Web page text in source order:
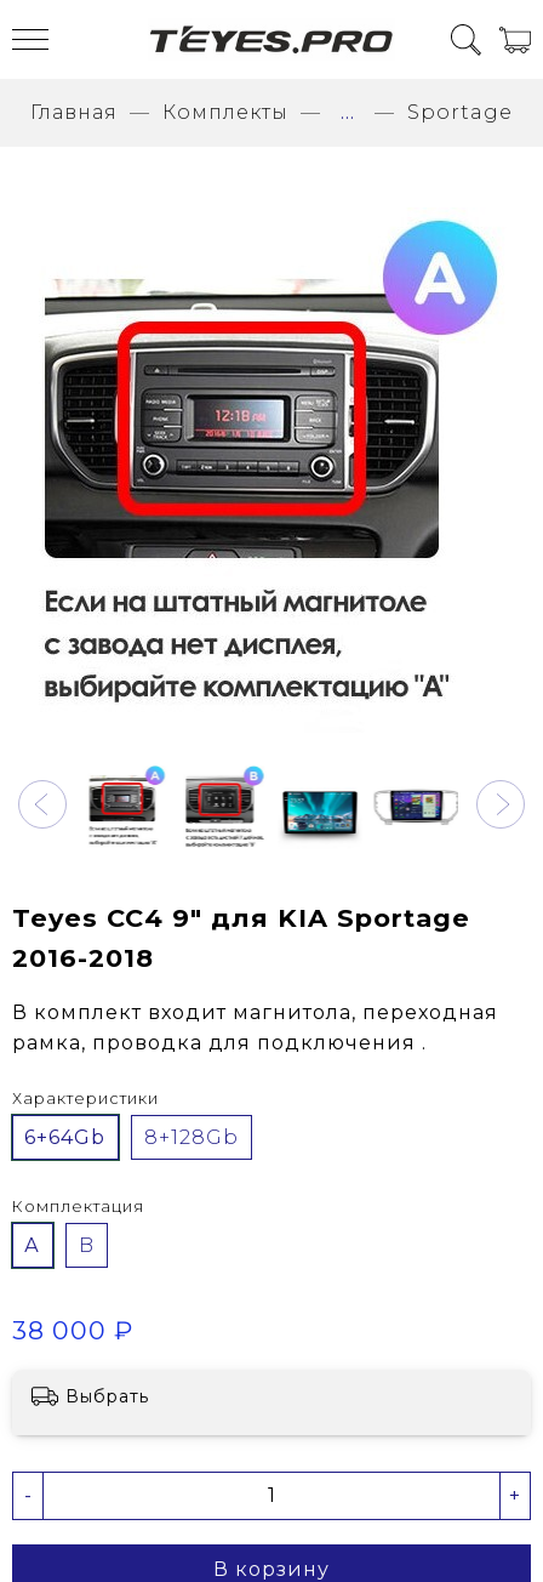
Главная Комплекты ... Sportage
Teyes CC4 9" для KIA Sportage
2016-2018
В комплект входит магнитола, переходная
рамка, проводка для подключения .
Характеристики
6+64Gb 8+128Gb
Комплектация
А B
38 000 ₽
Выбрать
- +
В корзину